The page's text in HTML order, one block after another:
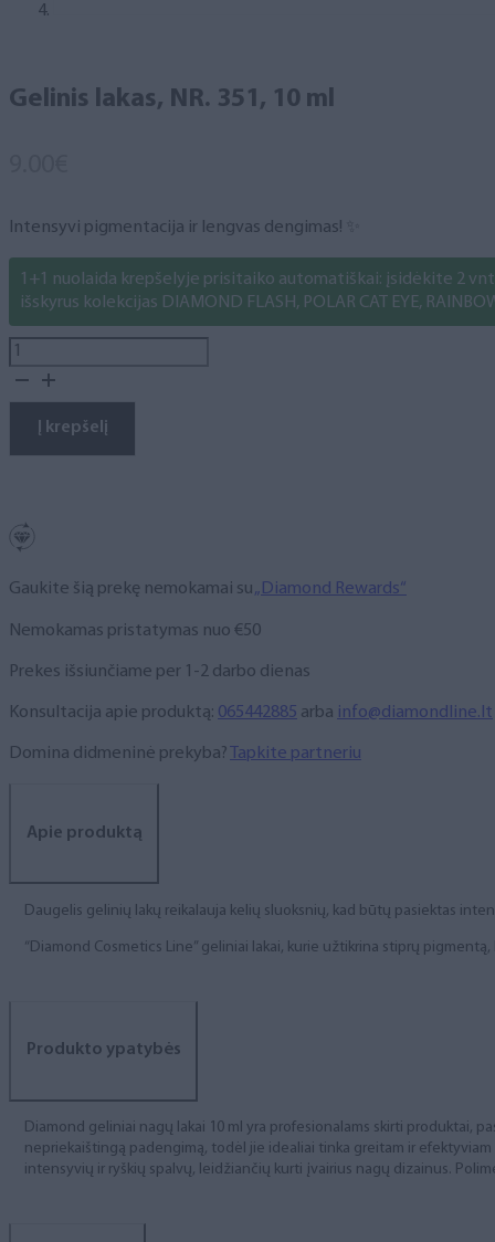
Gelinis lakas, NR. 351, 10 ml
Intensyvi pigmentacija ir lengvas dengimas! ✨
1+1 nuolaida krepšelyje prisitaiko automatiškai: įsidėkite 2
išskyrus kolekcijas DIAMOND FLASH, POLAR CAT EYE,
produkto
kiekis:
lakas,
Į krepšelį
Gaukite šią prekę nemokamai su„Diamond Rewards“
Nemokamas pristatymas nuo €50
Prekes išsiunčiame per 1-2 darbo dienas
Konsultacija apie produktą: 065442885 arba info@diamondline.lt
Domina didmeninė prekyba? Tapkite partneriu
Apie produktą
Daugelis gelinių lakų reikalauja kelių sluoksnių, kad būtų pasiektas
“Diamond Cosmetics Line” geliniai lakai, kurie užtikrina stiprų
Produkto ypatybės
Diamond geliniai nagų lakai 10 ml yra profesionalams skirti produktai,
nepriekaištingą padengimą, todėl jie idealiai tinka greitam ir
intensyvių ir ryškių spalvų, leidžiančių kurti įvairius nagų dizainus.